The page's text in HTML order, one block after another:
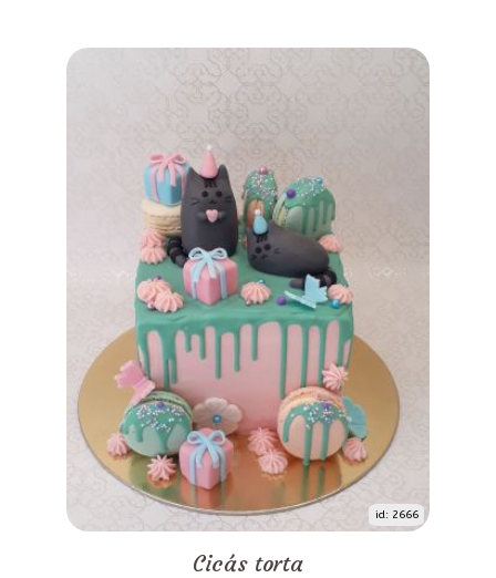
id: 2666
Cicás torta